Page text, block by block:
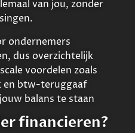
van jou, zonder
ondernemers
dus overzichtelijk
voordelen zoals
en btw-teruggaaf
balans te staan
financieren?